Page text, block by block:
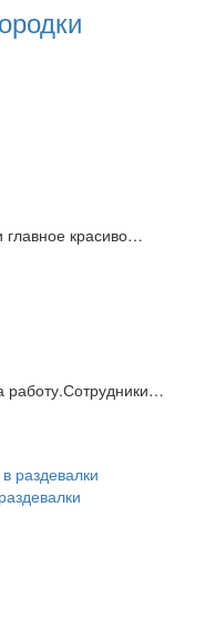
главное красиво…
работу.Сотрудники…